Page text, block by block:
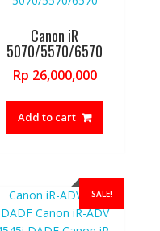
Canon iR
5070/5570/6570
Rp 26,000,000
Add to cart
SALE!